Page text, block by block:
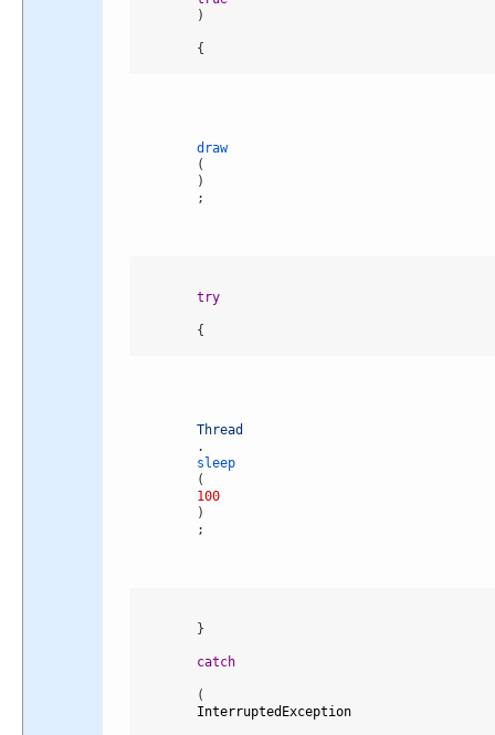
)
{
draw
(
)
;
try
{
Thread
.
sleep
(
100
)
;
}
catch
(
InterruptedException